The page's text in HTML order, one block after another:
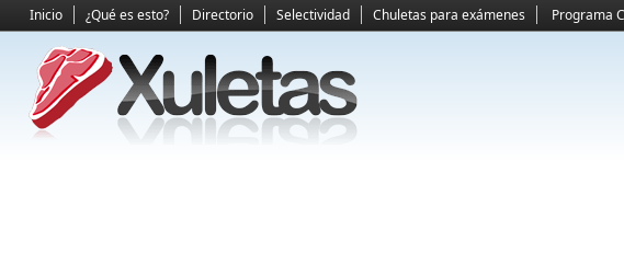
Inicio ¿Qué es esto? Directorio Selectividad Chuletas para exámenes Programa